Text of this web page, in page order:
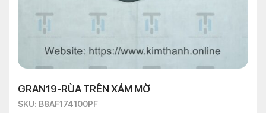
GRAN19-RÙA TRÊN XÁM MỜ
SKU: B8AF174100PF